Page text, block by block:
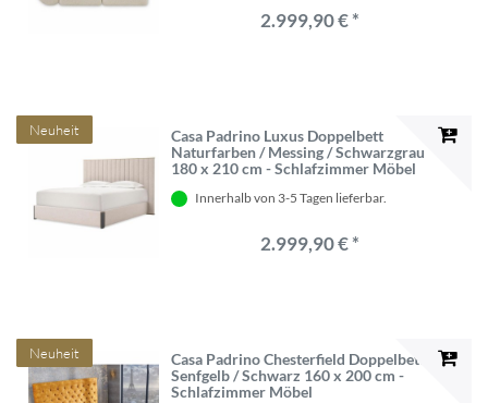
2.999,90 € *
Neuheit
Casa Padrino Luxus Doppelbett
Naturfarben / Messing / Schwarzgrau
180 x 210 cm - Schlafzimmer Möbel
Innerhalb von 3-5 Tagen lieferbar.
2.999,90 € *
Neuheit
Casa Padrino Chesterfield Doppelbett
Senfgelb / Schwarz 160 x 200 cm -
Schlafzimmer Möbel